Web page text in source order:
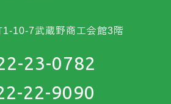
1-10-7武蔵野商工会館3階
23-0782
22-9090